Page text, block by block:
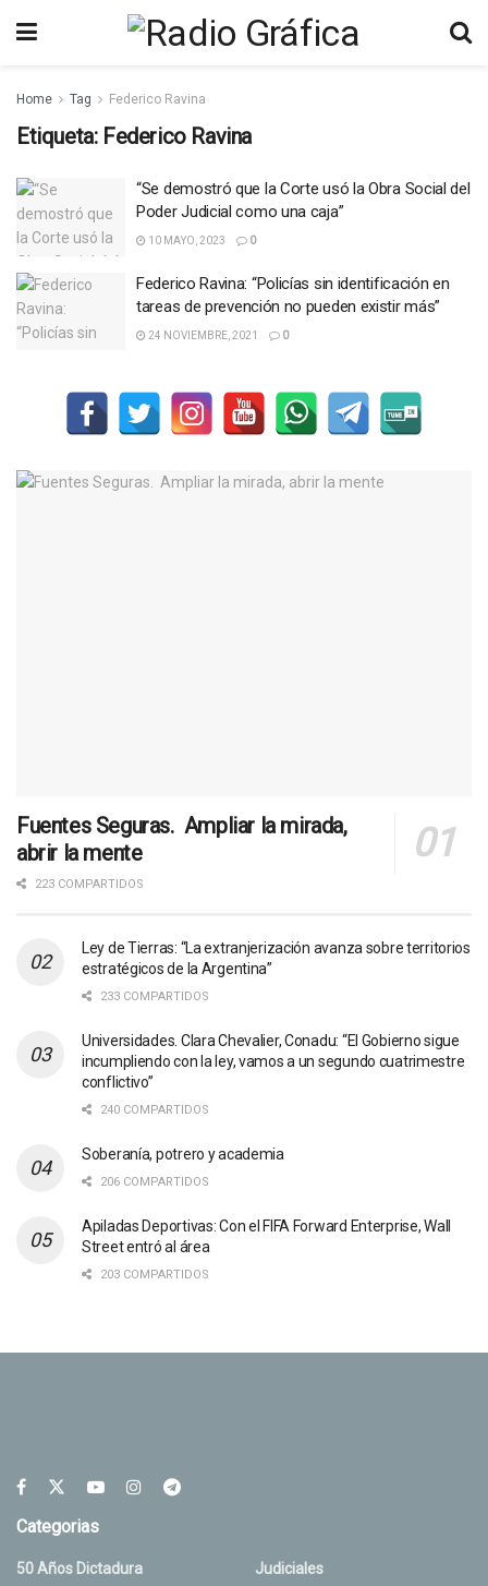
Home Tag Federico Ravina
Etiqueta: Federico Ravina
“Se demostró que la Corte usó la Obra Social del
Poder Judicial como una caja”
10 MAYO, 2023 0
Federico Ravina: “Policías sin identificación en
tareas de prevención no pueden existir más”
24 NOVIEMBRE, 2021 0
Fuentes Seguras. Ampliar la mirada,
abrir la mente
223 COMPARTIDOS
Ley de Tierras: “La extranjerización avanza sobre territorios
estratégicos de la Argentina”
233 COMPARTIDOS
Universidades. Clara Chevalier, Conadu: “El Gobierno sigue
incumpliendo con la ley, vamos a un segundo cuatrimestre
conflictivo”
240 COMPARTIDOS
Soberanía, potrero y academia
206 COMPARTIDOS
Apiladas Deportivas: Con el FIFA Forward Enterprise, Wall
Street entró al área
203 COMPARTIDOS
Categorias
50 Años Dictadura
Judiciales